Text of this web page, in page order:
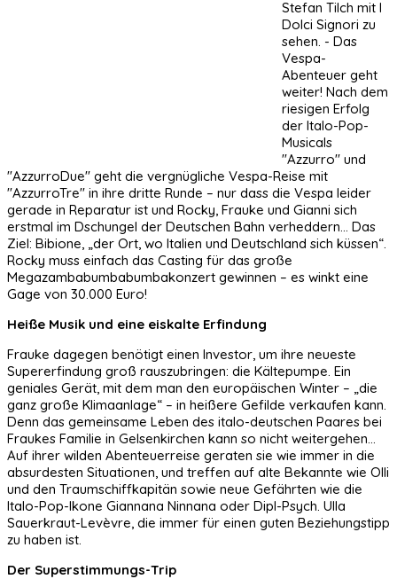
Stefan Tilch mit I
Dolci Signori zu
sehen. - Das
Vespa-
Abenteuer geht
weiter! Nach dem
riesigen Erfolg
der Italo-Pop-
Musicals
"Azzurro" und
"AzzurroDue" geht die vergnügliche Vespa-Reise mit
"AzzurroTre" in ihre dritte Runde – nur dass die Vespa leider
gerade in Reparatur ist und Rocky, Frauke und Gianni sich
erstmal im Dschungel der Deutschen Bahn verheddern… Das
Ziel: Bibione, „der Ort, wo Italien und Deutschland sich küssen“.
Rocky muss einfach das Casting für das große
Megazambabumbabumbakonzert gewinnen – es winkt eine
Gage von 30.000 Euro!
Heiße Musik und eine eiskalte Erfindung
Frauke dagegen benötigt einen Investor, um ihre neueste
Supererfindung groß rauszubringen: die Kältepumpe. Ein
geniales Gerät, mit dem man den europäischen Winter – „die
ganz große Klimaanlage“ – in heißere Gefilde verkaufen kann.
Denn das gemeinsame Leben des italo-deutschen Paares bei
Fraukes Familie in Gelsenkirchen kann so nicht weitergehen…
Auf ihrer wilden Abenteuerreise geraten sie wie immer in die
absurdesten Situationen, und treffen auf alte Bekannte wie Olli
und den Traumschiffkapitän sowie neue Gefährten wie die
Italo-Pop-Ikone Giannana Ninnana oder Dipl-Psych. Ulla
Sauerkraut-Levèvre, die immer für einen guten Beziehungstipp
zu haben ist.
Der Superstimmungs-Trip